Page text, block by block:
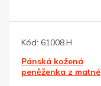
Kód: 61008.H
Pánská kožená
peněženka z matné